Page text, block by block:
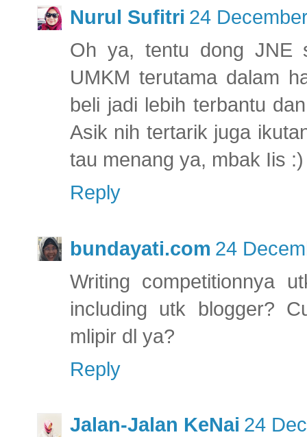
Nurul Sufitri 24
Oh ya, tentu dong JNE
UMKM terutama dalam
beli jadi lebih terbantu
Asik nih tertarik juga
tau menang ya, mbak Iis :)
Reply
bundayati.com 24
Writing competitionnya
including utk blogger?
mlipir dl ya?
Reply
Jalan-Jalan KeNai 24